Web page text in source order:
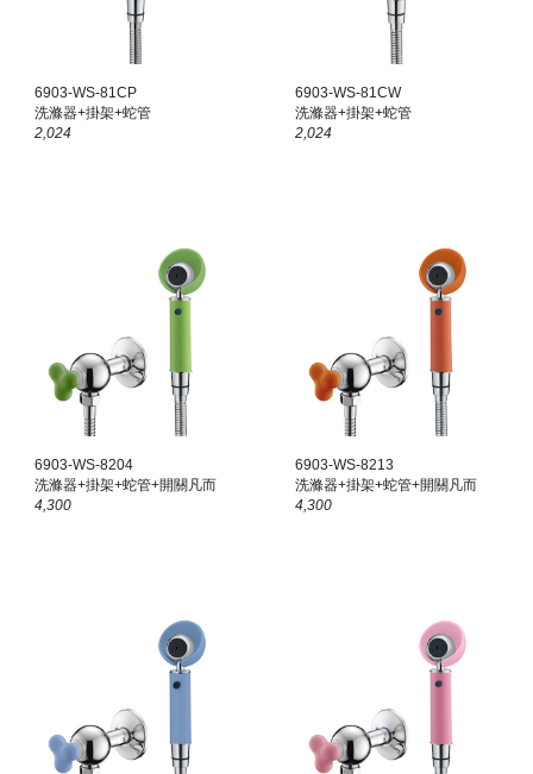
6903-WS-81C P
洗滌器+掛架+蛇管
2,024
6903-WS-81CW
洗滌器+掛架+蛇管
2,024
6903-WS-8204
洗滌器+掛架+蛇管+開關凡而
4,300
6903-WS-8213
洗滌器+掛架+蛇管+開關凡而
4,300